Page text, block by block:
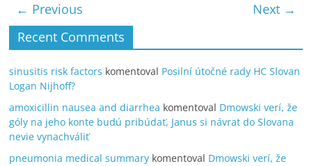
← Previous
Next →
Recent Comments
sinusitis risk factors komentoval Posilní útočné rady HC Slovan
Logan Nijhoff?
amoxicillin nausea and diarrhea komentoval Dmowski verí, že
góly na jeho konte budú pribúdať, Janus si návrat do Slovana
nevie vynachváliť
pneumonia medical summary komentoval Dmowski verí, že